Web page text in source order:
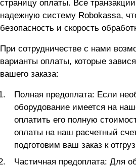
страницу оплаты. Все
надежную систему Robokassa,
безопасность и скорость
При сотрудничестве с нами
варианты оплаты, которые
вашего заказа:
Полная предоплата: Если
оборудование имеется на
оплатить его полную
оплаты на наш расчетный
подготовим ваш заказ к
Частичная предоплата: Для